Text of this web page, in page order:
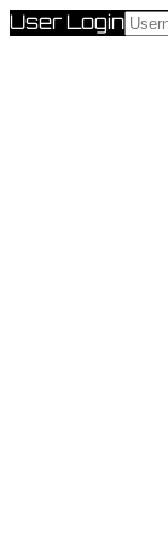
User Login